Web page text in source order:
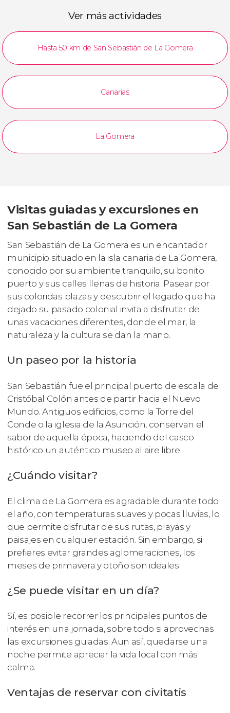
Ver más actividades
Hasta 50 km de San Sebastián de La Gomera
Canarias
La Gomera
Visitas guiadas y excursiones en
San Sebastián de La Gomera
San Sebastián de La Gomera es un encantador
municipio situado en la isla canaria de La Gomera,
conocido por su ambiente tranquilo, su bonito
puerto y sus calles llenas de historia. Pasear por
sus coloridas plazas y descubrir el legado que ha
dejado su pasado colonial invita a disfrutar de
unas vacaciones diferentes, donde el mar, la
naturaleza y la cultura se dan la mano.
Un paseo por la historia
San Sebastián fue el principal puerto de escala de
Cristóbal Colón antes de partir hacia el Nuevo
Mundo. Antiguos edificios, como la Torre del
Conde o la iglesia de la Asunción, conservan el
sabor de aquella época, haciendo del casco
histórico un auténtico museo al aire libre.
¿Cuándo visitar?
El clima de La Gomera es agradable durante todo
el año, con temperaturas suaves y pocas lluvias, lo
que permite disfrutar de sus rutas, playas y
paisajes en cualquier estación. Sin embargo, si
prefieres evitar grandes aglomeraciones, los
meses de primavera y otoño son ideales.
¿Se puede visitar en un día?
Sí, es posible recorrer los principales puntos de
interés en una jornada, sobre todo si aprovechas
las excursiones guiadas. Aun así, quedarse una
noche permite apreciar la vida local con más
calma.
Ventajas de reservar con civitatis